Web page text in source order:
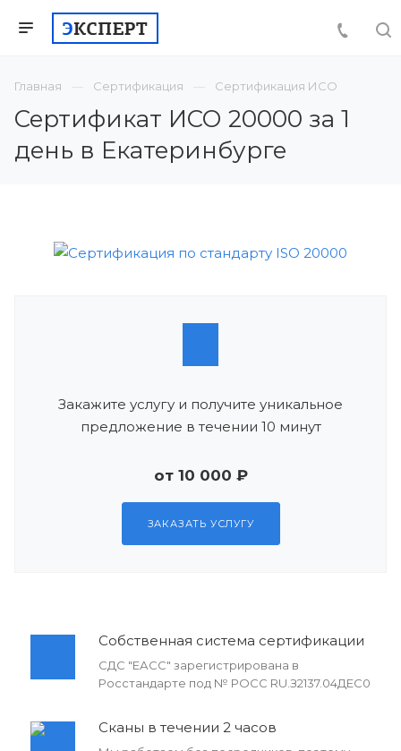
Главная Сертификация Сертификация ИСО
Сертификат ИСО 20000 за 1
день в Екатеринбурге
Закажите услугу и получите уникальное
предложение в течении 10 минут
от 10 000 ₽
ЗАКАЗАТЬ УСЛУГУ
Собственная система сертификации
СДС "ЕАСС" зарегистрирована в
Росстандарте под № РОСС RU.З2137.04ДЕС0
Сканы в течении 2 часов